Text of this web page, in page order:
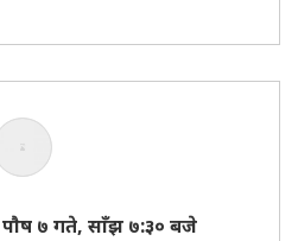
७ गते, साँझ ७:३० बजे